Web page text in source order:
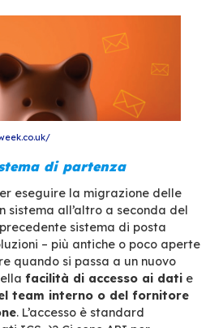
e della criticità della posta
è essenziale
scelta di una soluzione di
mobile
quali sistemi operativi e
Quali modalità per gli
è condizionato dalle
dipende dalle esigenze;